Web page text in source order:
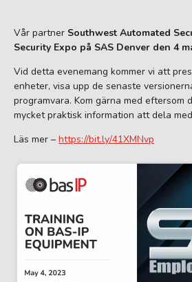
Vår partner Southwest Automated
Security Expo på SAS Denver den 4
Vid detta evenemang kommer vi att
enheter, visa upp de senaste
programvara. Kom gärna med eftersom
mycket praktisk information att dela
Läs mer – https://bit.ly/41XMNvp